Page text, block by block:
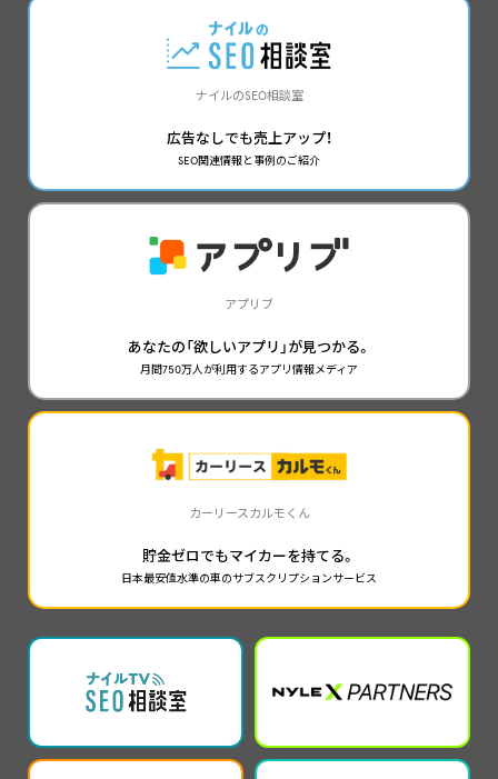
ナイルのSEO相談室
広告なしでも売上アップ！
SEO関連情報と事例のご紹介
アプリブ
あなたの「欲しいアプリ」が見つかる。
月間750万人が利用するアプリ情報メディア
カーリースカルモくん
貯金ゼロでもマイカーを持てる。
日本最安値水準の車のサブスクリプションサービス